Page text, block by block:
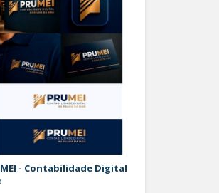
- Contabilidade Digital